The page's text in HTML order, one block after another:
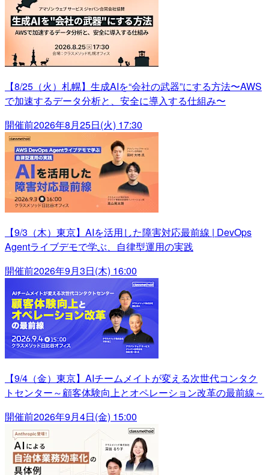
【8/25（火）札幌】生成AIを“会社の武器”にする方法〜AWS
で加速するデータ分析と、安全に導入する仕組み〜
開催前2026年8月25日(火) 17:30
【9/3（木）東京】AIを活用した障害対応最前線 | DevOps
Agentライブデモで学ぶ、自律型運用の実践
開催前2026年9月3日(木) 16:00
【9/4（金）東京】AIチームメイトが変える次世代コンタク
トセンター～顧客体験向上とオペレーション改革の最前線～
開催前2026年9月4日(金) 15:00